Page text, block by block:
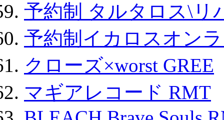
予約制 タルタロス\リ
予約制イカロスオン
クローズ×worst GREE
マギアレコード RMT